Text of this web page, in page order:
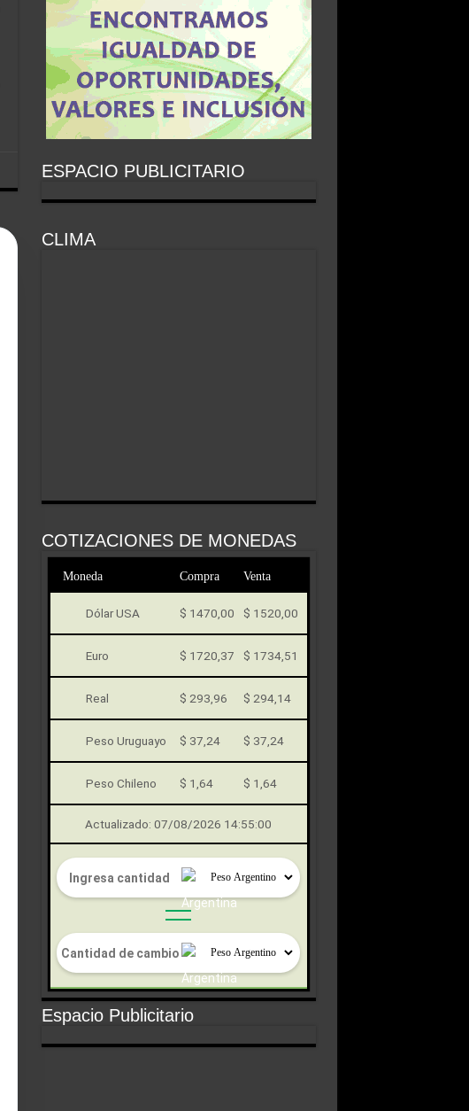
ESPACIO PUBLICITARIO
CLIMA
COTIZACIONES DE MONEDAS
Moneda Compra Venta
Dólar USA $ 1470,00 $ 1520,00
Euro $ 1720,37 $ 1734,51
Real $ 293,96 $ 294,14
Peso Uruguayo $ 37,24 $ 37,24
Peso Chileno $ 1,64 $ 1,64
Actualizado: 07/08/2026 14:55:00
Espacio Publicitario